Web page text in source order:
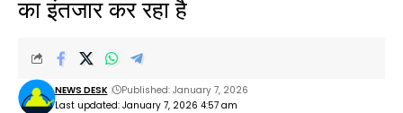
का इंतजार कर रहा है
Last updated: January 7, 2026 4:57 am
NEWS DESK Published: January 7, 2026